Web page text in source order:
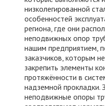
низколегированной
особенностей
региона, где они
неподвижных опор
нашим предприятием,
заказчиков, которым
закрепить элементы
протяжённости в
надземной прокладки.
неподвижные опоры
Ваше